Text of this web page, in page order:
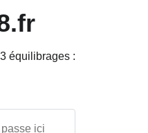
équilibrages :